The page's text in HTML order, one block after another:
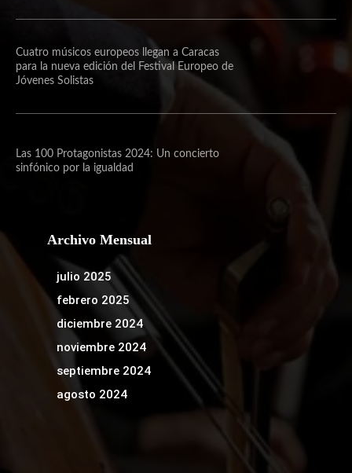
Cuatro músicos europeos llegan a Caracas
para la nueva edición del Festival Europeo de
Jóvenes Solistas
Las 100 Protagonistas 2024: Un concierto
sinfónico por la igualdad
Archivo Mensual
julio 2025
febrero 2025
diciembre 2024
noviembre 2024
septiembre 2024
agosto 2024